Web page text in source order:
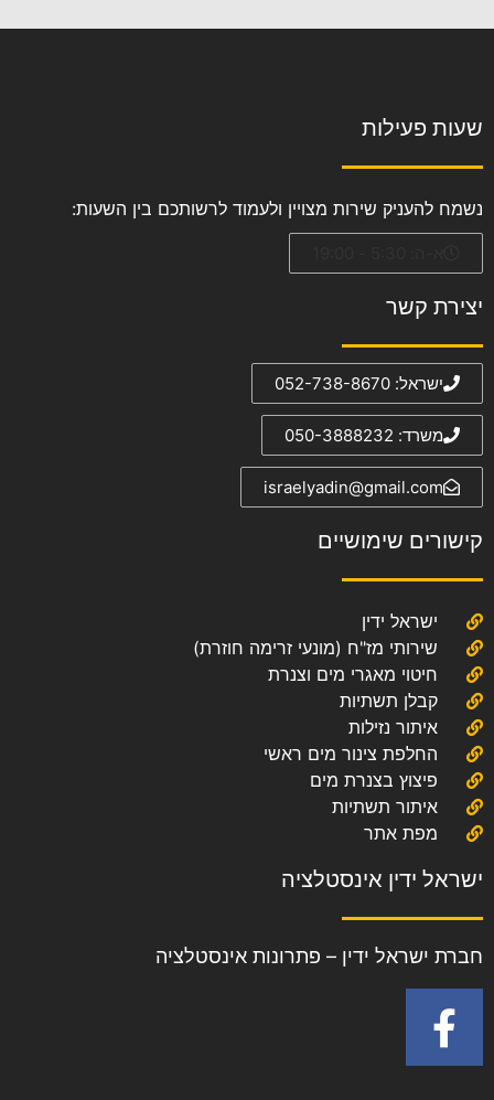
שעות פעילות
נשמח להעניק שירות מצויין ולעמוד לרשותכם בין השעות:
יצירת קשר
ישראל: 052-738-8670
משרד: 050-3888232
israelyadin@gmail.com
קישורים שימושיים
ישראל ידין
שירותי מז"ח (מונעי זרימה חוזרת)
חיטוי מאגרי מים וצנרת
קבלן תשתיות
איתור נזילות
החלפת צינור מים ראשי
פיצוץ בצנרת מים
איתור תשתיות
מפת אתר
ישראל ידין אינסטלציה
חברת ישראל ידין – פתרונות אינסטלציה